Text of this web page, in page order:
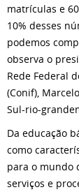
matrículas e
10% desses
podemos
observa o
Rede Federal
(Conif),
Sul-rio-
Da educação
como
para o mundo
serviços e